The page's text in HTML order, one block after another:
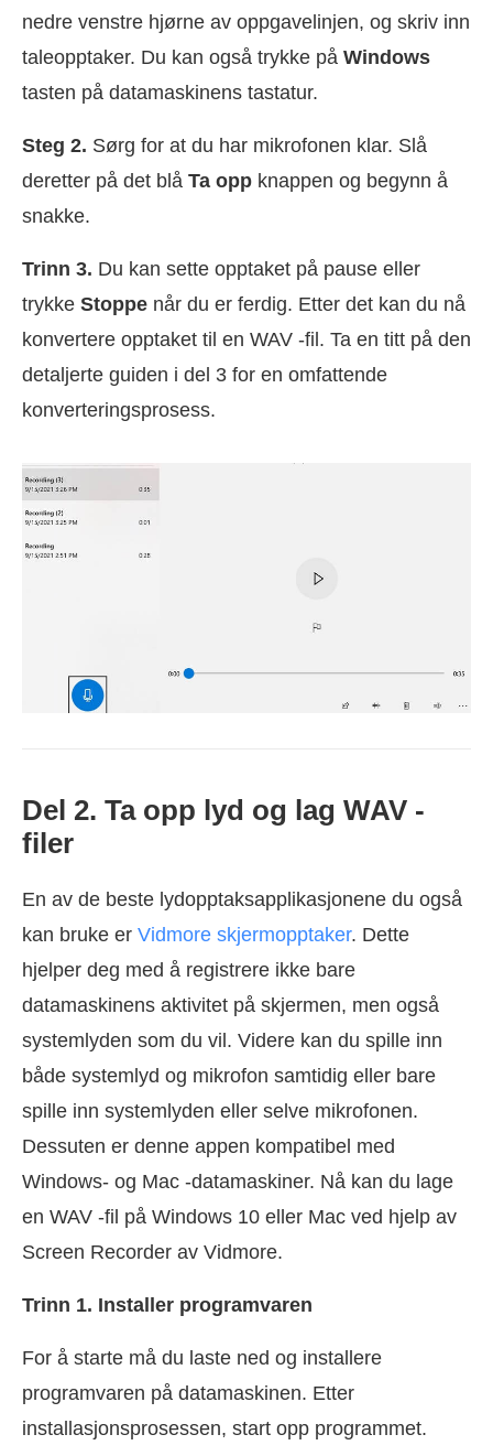
nedre venstre hjørne av oppgavelinjen, og skriv inn
taleopptaker. Du kan også trykke på Windows
tasten på datamaskinens tastatur.
Steg 2. Sørg for at du har mikrofonen klar. Slå
deretter på det blå Ta opp knappen og begynn å
snakke.
Trinn 3. Du kan sette opptaket på pause eller
trykke Stoppe når du er ferdig. Etter det kan du nå
konvertere opptaket til en WAV -fil. Ta en titt på den
detaljerte guiden i del 3 for en omfattende
konverteringsprosess.
Del 2. Ta opp lyd og lag WAV -
filer
En av de beste lydopptaksapplikasjonene du også
kan bruke er Vidmore skjermopptaker. Dette
hjelper deg med å registrere ikke bare
datamaskinens aktivitet på skjermen, men også
systemlyden som du vil. Videre kan du spille inn
både systemlyd og mikrofon samtidig eller bare
spille inn systemlyden eller selve mikrofonen.
Dessuten er denne appen kompatibel med
Windows- og Mac -datamaskiner. Nå kan du lage
en WAV -fil på Windows 10 eller Mac ved hjelp av
Screen Recorder av Vidmore.
Trinn 1. Installer programvaren
For å starte må du laste ned og installere
programvaren på datamaskinen. Etter
installasjonsprosessen, start opp programmet.